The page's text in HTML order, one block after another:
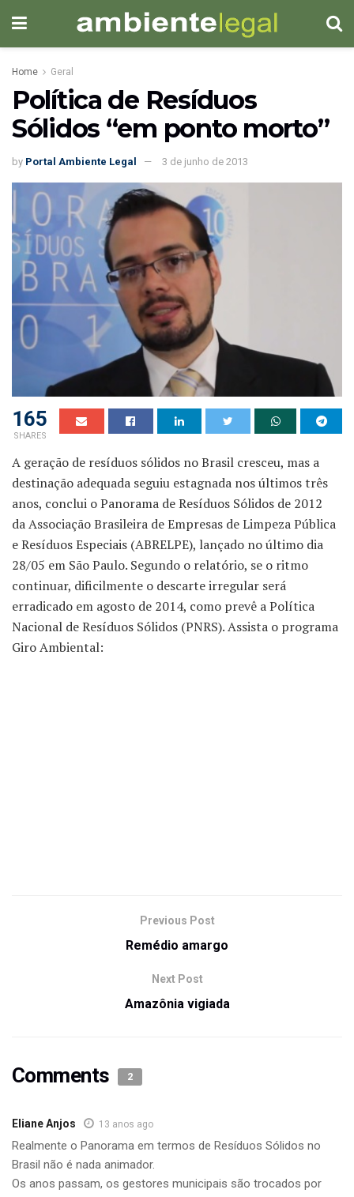
Home Geral
Política de Resíduos
Sólidos “em ponto morto”
by Portal Ambiente Legal 3 de junho de 2013
165
SHARES
A geração de resíduos sólidos no Brasil cresceu, mas a
destinação adequada seguiu estagnada nos últimos três
anos, conclui o Panorama de Resíduos Sólidos de 2012
da Associação Brasileira de Empresas de Limpeza Pública
e Resíduos Especiais (ABRELPE), lançado no último dia
28/05 em São Paulo. Segundo o relatório, se o ritmo
continuar, dificilmente o descarte irregular será
erradicado em agosto de 2014, como prevê a Política
Nacional de Resíduos Sólidos (PNRS). Assista o programa
Giro Ambiental:
Previous Post
Remédio amargo
Next Post
Amazônia vigiada
Comments 2
Eliane Anjos 13 anos ago
Realmente o Panorama em termos de Resíduos Sólidos no
Brasil não é nada animador.
Os anos passam, os gestores municipais são trocados por